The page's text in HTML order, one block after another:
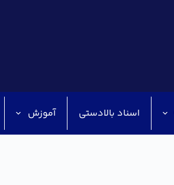
اسناد بالادستی آموزش